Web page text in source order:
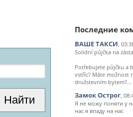
Последние
ВАШЕ ТАКСИ,
Solidní půjčka na
Potřebujete půjčku a
vstříc? Máte možnost
družstevním bytem?...
Замок Острог,
Я не можу поняти у
нас я впаду на нас